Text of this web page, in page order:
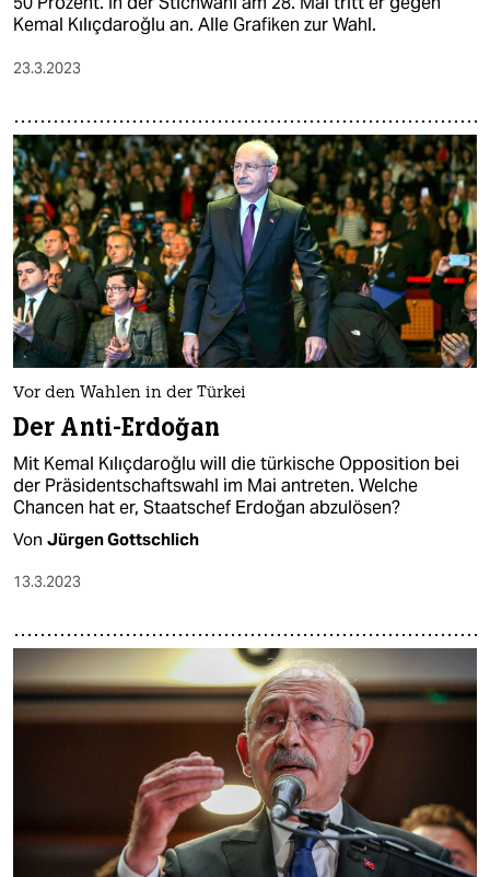
Kemal Kılıçdaroğlu an. Alle Grafiken zur Wahl.
23.3.2023
Vor den Wahlen in der Türkei
Der Anti-Erdoğan
Mit Kemal Kılıçdaroğlu will die türkische Opposition bei
der Präsidentschaftswahl im Mai antreten. Welche
Chancen hat er, Staatschef Erdoğan abzulösen?
Von Jürgen Gottschlich
13.3.2023